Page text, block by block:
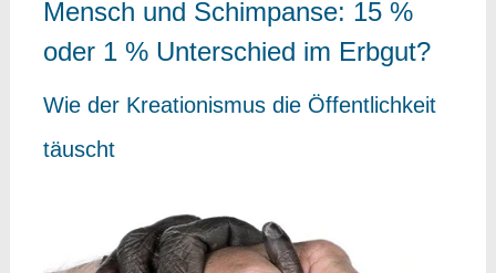
Mensch und Schimpanse: 15 %
oder 1 % Unterschied im Erbgut?
Wie der Kreationismus die Öffentlichkeit
täuscht